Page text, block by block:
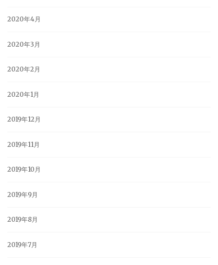
2020年4月
2020年3月
2020年2月
2020年1月
2019年12月
2019年11月
2019年10月
2019年9月
2019年8月
2019年7月